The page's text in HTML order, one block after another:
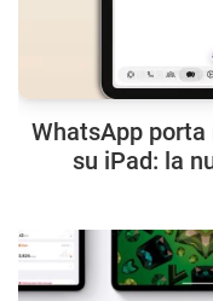
WhatsApp porta
su iPad: la